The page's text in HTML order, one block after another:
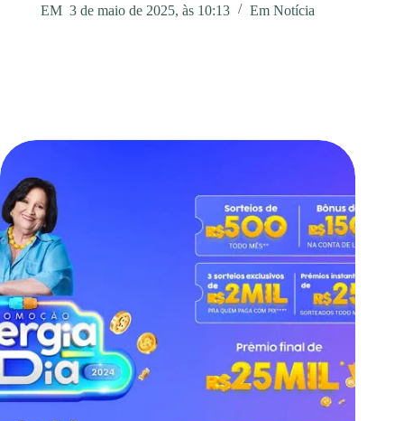
EM 3 de maio de 2025, às 10:13 Em Notícia